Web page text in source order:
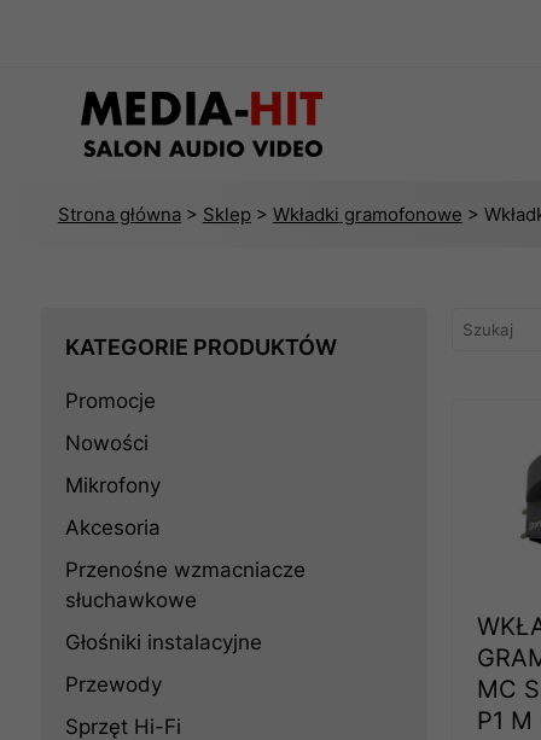
Strona główna> Sklep> Wkładki gramofonowe >
KATEGORIE PRODUKTÓW
Promocje
Nowości
Mikrofony
Akcesoria
Przenośne wzmacniacze
słuchawkowe
Głośniki instalacyjne
Przewody
Sprzęt Hi-Fi
MC
P1